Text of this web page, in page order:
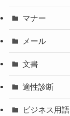
マナー
メール
文書
適性診断
ビジネス用語